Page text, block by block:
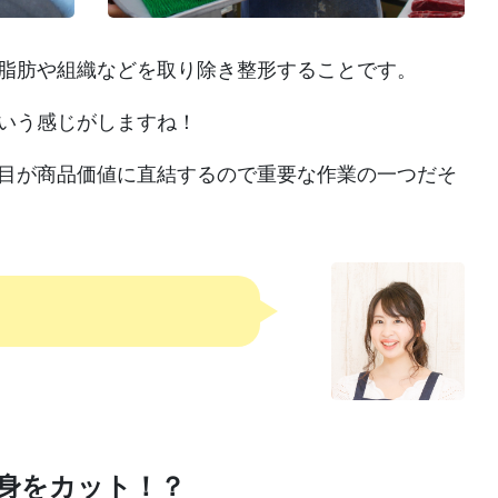
肪や組織などを取り除き整形することです。
う感じがしますね！
が商品価値に直結するので重要な作業の一つだそ
をカット！？